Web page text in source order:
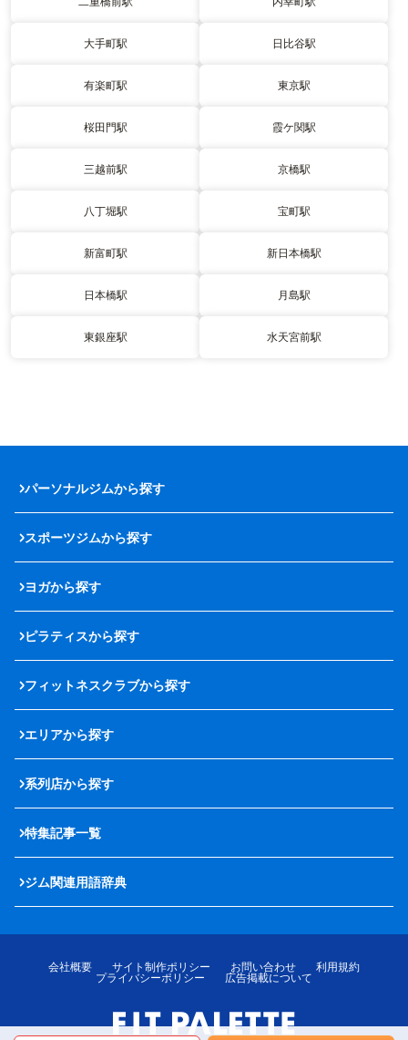
大手町駅 日比谷駅
有楽町駅 東京駅
桜田門駅 霞ケ関駅
三越前駅 京橋駅
八丁堀駅 宝町駅
新富町駅 新日本橋駅
日本橋駅 月島駅
東銀座駅 水天宮前駅
パーソナルジムから探す
スポーツジムから探す
ヨガから探す
ピラティスから探す
フィットネスクラブから探す
エリアから探す
系列店から探す
特集記事一覧
ジム関連用語辞典
会社概要 サイト制作ポリシー お問い合わせ
利用規約
プライバシーポリシー
広告掲載について